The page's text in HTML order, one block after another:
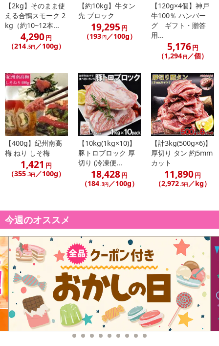
・賞味期限：製造日より365日
・原産国（最終加工地）：日本
・原材料/材質/素材：牛舌（オランダ、イタリア、ニュージーラン
ド、オーストラリア、アメリカ、カナダ、メキシコ、ポーランド産
のいずれか）
・アレルギー表示：牛
・お召し上がり方：
・中心部なで十分に加熱してお召し上がりください。
ことがありますのでご注意ください。
注意事項
【賞味・消費期限のある商品について】
商品到着時点でのお日持ち期間は、配送日数などにより異なります
のでご了承ください。
【キャンセルについて】
※お申込み後のキャンセルはお受けできません。
記載されている内容を必ずご確認いただき、お届けする商品セット
にご納得いただきましたうえでお申し込みください。
【2kg】そのまま使
える合鴨スモーク 2
kg（約10~12本...
4,290円
（214.5円 ／100g）
【約10kg】牛タン
先 ブロック
19,295 円
（193 円／100g）
【120g×4個】神戸
牛100％ ハンバー
グ ギフト・贈答
用...
5,176円
（1,294 円 ／個）
【400g】紀州南高
梅 ねり しそ梅
1,421 円
（355.3円／100g）
【10kg(1kg×10)】
豚トロブロック 厚
切り (冷凍便...
18,428円
（184.3円／100g）
【計3kg(500g×6)】
厚切り タン 約5mm
カット
11,890円
（2,972.5円／kg）
今週のオススメ